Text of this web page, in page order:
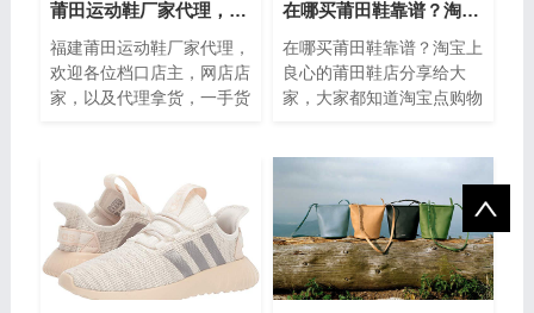
莆田运动鞋厂家代理，一手货源档口批发
福建莆田运动鞋厂家代理，
欢迎各位档口店主，网店店
家，以及代理拿货，一手货
动鞋一类的...
在哪买莆田鞋靠谱？淘宝上良心的莆田鞋店分享给大家
在哪买莆田鞋靠谱？淘宝上
良心的莆田鞋店分享给大
家，大家都知道淘宝点购物